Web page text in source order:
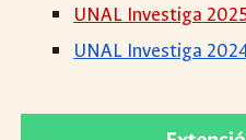
UNAL Investiga
UNAL Investiga